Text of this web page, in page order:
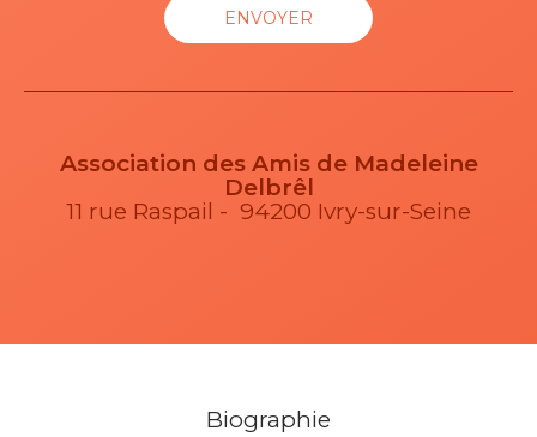
Association des Amis de Madeleine
Delbrêl
11 rue Raspail - 94200 Ivry-sur-Seine
Biographie